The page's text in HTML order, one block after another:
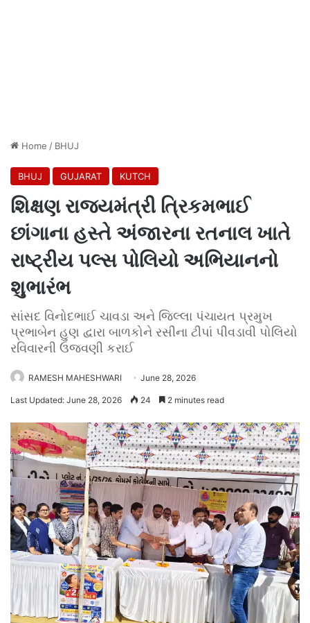
Home / BHUJ
BHUJ GUJARAT KUTCH
શિક્ષણ રાજ્યમંત્રી ત્રિકમભાઈ
છાંગાના હસ્તે અંજારના રતનાલ ખાતે
રાષ્ટ્રીય પલ્સ પોલિયો અભિયાનનો
શુભારંભ
સાંસદ વિનોદભાઈ ચાવડા અને જિલ્લા પંચાયત પ્રમુખ
પ્રભાબેન હુણ દ્વારા બાળકોને રસીના ટીપાં પીવડાવી પોલિયો
રવિવારની ઉજવણી કરાઈ
RAMESH MAHESHWARI June 28, 2026
Last Updated: June 28, 2026 24 2 minutes read